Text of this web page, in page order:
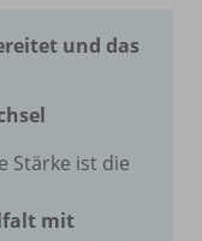
und das
Stärke ist die
mit